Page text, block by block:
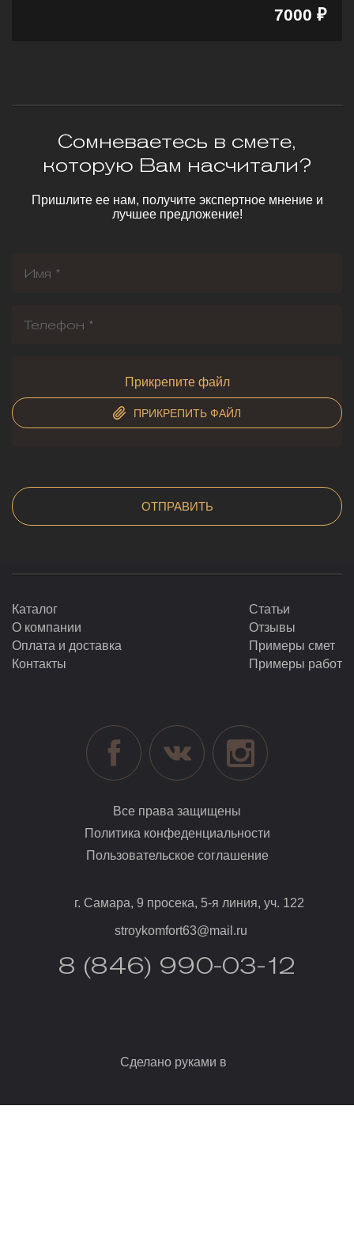
7000 ₽
Сомневаетесь в смете,
которую Вам насчитали?
Пришлите ее нам, получите экспертное мнение и
лучшее предложение!
Прикрепите файл
ПРИКРЕПИТЬ ФАЙЛ
Каталог
О компании
Оплата и доставка
Контакты
Статьи
Отзывы
Примеры смет
Примеры работ
Все права защищены
Политика конфеденциальности
Пользовательское соглашение
г. Самара, 9 просека, 5-я линия, уч. 122
stroykomfort63@mail.ru
8 (846) 990-03-12
Сделано руками в